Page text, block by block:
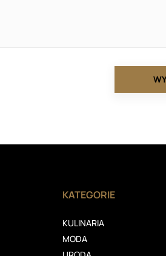
KATEGORIE
KULINARIA
MODA